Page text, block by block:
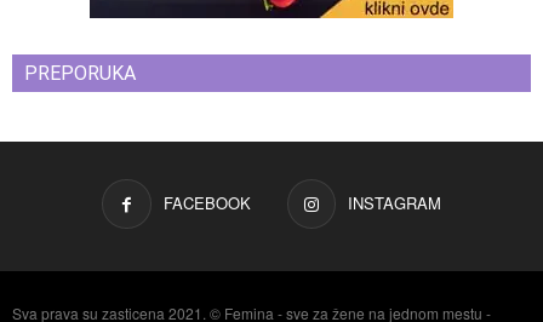
PREPORUKA
FACEBOOK INSTAGRAM
Sva prava su zasticena 2021. © Femina - sve za žene na jednom mestu -